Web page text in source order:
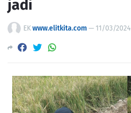
jadi
EKwww.elitkita.com — 11/03/2024